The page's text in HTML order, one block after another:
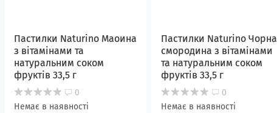
Пастилки Naturino Маоина
з вітамінами та
натуральним соком
фруктів 33,5 г
0
Немає в наявності
Пастилки Naturino Чорна
смородина з вітамінами
та натуральним соком
фруктів 33,5 г
0
Немає в наявності